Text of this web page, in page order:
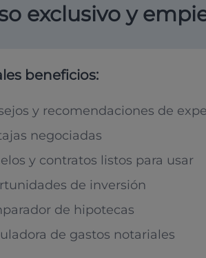
exclusivo y
beneficios:
y recomendaciones de
negociadas
y contratos listos para usar
de inversión
de hipotecas
de gastos notariales